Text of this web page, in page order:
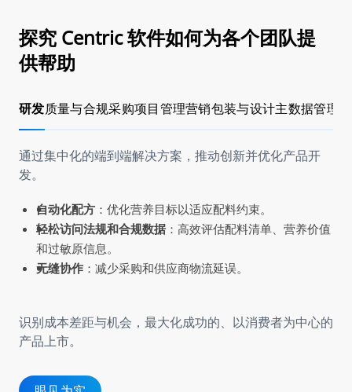
探究 Centric 软件如何为各个团队提
供帮助
研发质量与合规采购项目管理营销包装与设计主数据管理
通过集中化的端到端解决方案，推动创新并优化产品开
发。
自动化配方 ：优化营养目标以适应配料约束。
轻松访问法规和合规数据 ：高效评估配料清单、营养价值
和过敏原信息。
无缝协作 ：减少采购和供应商物流延误。
识别成本差距与机会，最大化成功的、以消费者为中心的
产品上市。